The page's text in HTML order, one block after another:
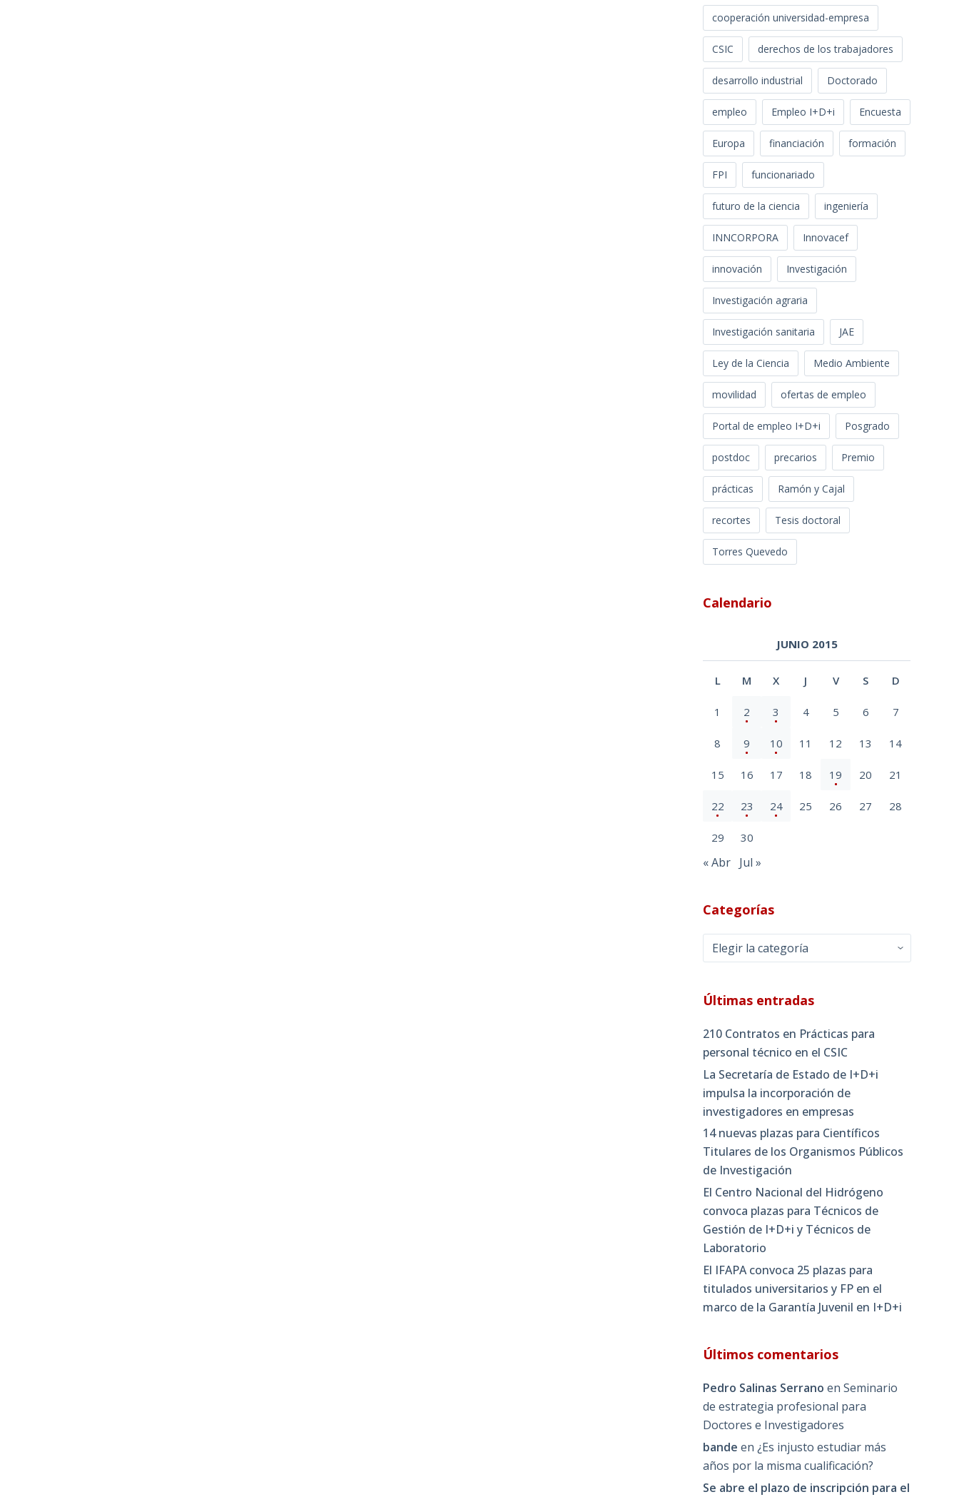
cooperación universidad-empresa
CSIC derechos de los trabajadores
desarrollo industrial Doctorado
empleo Empleo I+D+i Encuesta
Europa financiación formación
FPI funcionariado
futuro de la ciencia ingeniería
INNCORPORA Innovacef
innovación Investigación
Investigación agraria
Investigación sanitaria JAE
Ley de la Ciencia Medio Ambiente
movilidad ofertas de empleo
Portal de empleo I+D+i Posgrado
postdoc precarios Premio
prácticas Ramón y Cajal
recortes Tesis doctoral
Torres Quevedo
Calendario
JUNIO 2015
L M X J V S D
1 2 3 4 5 6 7
8 9 10 11 12 13 14
15 16 17 18 19 20 21
22 23 24 25 26 27 28
29 30
« Abr Jul »
Categorías
Categorías
Últimas entradas
210 Contratos en Prácticas para
personal técnico en el CSIC
La Secretaría de Estado de I+D+i
impulsa la incorporación de
investigadores en empresas
14 nuevas plazas para Científicos
Titulares de los Organismos Públicos
de Investigación
El Centro Nacional del Hidrógeno
convoca plazas para Técnicos de
Gestión de I+D+i y Técnicos de
Laboratorio
El IFAPA convoca 25 plazas para
titulados universitarios y FP en el
marco de la Garantía Juvenil en I+D+i
Últimos comentarios
Pedro Salinas Serrano enSeminario
de estrategia profesional para
Doctores e Investigadores
bande en¿Es injusto estudiar más
años por la misma cualificación?
Se abre el plazo de inscripción para el